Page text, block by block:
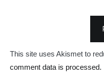
This site uses Akismet to
comment data is processed.